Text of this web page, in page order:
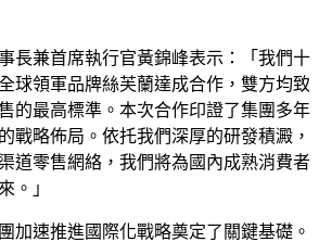
長兼首席執行官黃錦峰表示：「我們十
球領軍品牌絲芙蘭達成合作，雙方均致
的最高標準。本次合作印證了集團多年
戰略佈局。依托我們深厚的研發積澱，
道零售網絡，我們將為國內成熟消費者
。」
加速推進國際化戰略奠定了關鍵基礎。